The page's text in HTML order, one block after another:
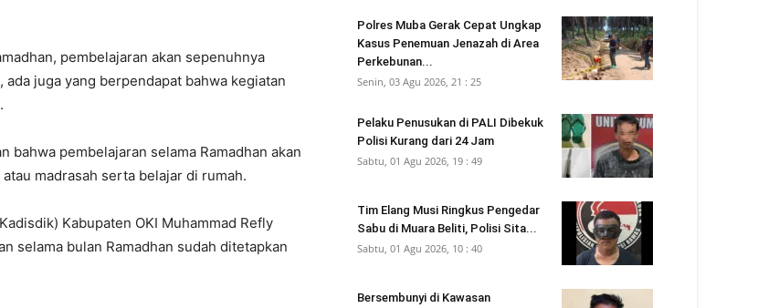
pembelajaran akan sepenuhnya
juga yang berpendapat bahwa kegiatan
bahwa pembelajaran selama Ramadhan akan
madrasah serta belajar di rumah.
Kabupaten OKI Muhammad Refly
selama bulan Ramadhan sudah ditetapkan
Polres Muba Gerak Cepat Ungkap
Kasus Penemuan Jenazah di Area
Perkebunan...
Senin, 03 Agu 2026, 21 : 25
Pelaku Penusukan di PALI Dibekuk
Polisi Kurang dari 24 Jam
Sabtu, 01 Agu 2026, 19 : 49
Tim Elang Musi Ringkus Pengedar
Sabu di Muara Beliti, Polisi Sita...
Sabtu, 01 Agu 2026, 10 : 40
Bersembunyi di Kawasan